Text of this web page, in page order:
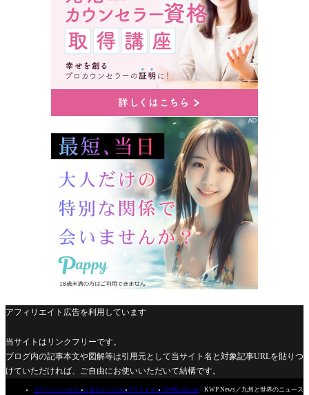
アフィリエイト広告を利用しています
当サイトはリンクフリーです。
ブログ内の記事本文や図解等は引用元として当サイト名と対象記事URLを貼りつ
けていただければ、ご自由にお使いいただいて結構です。
プライバシーポリシー当サイトについてサイトマップお問い合わせ KWP News／九州と世界のニュース